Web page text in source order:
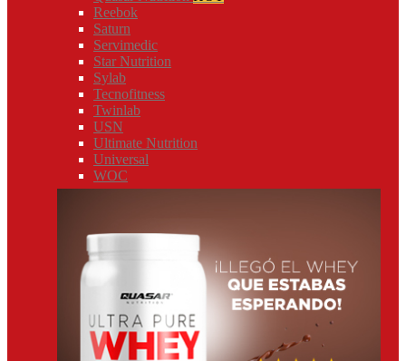
Reebok
Saturn
Servimedic
Star Nutrition
Sylab
Tecnofitness
Twinlab
USN
Ultimate Nutrition
Universal
WOC